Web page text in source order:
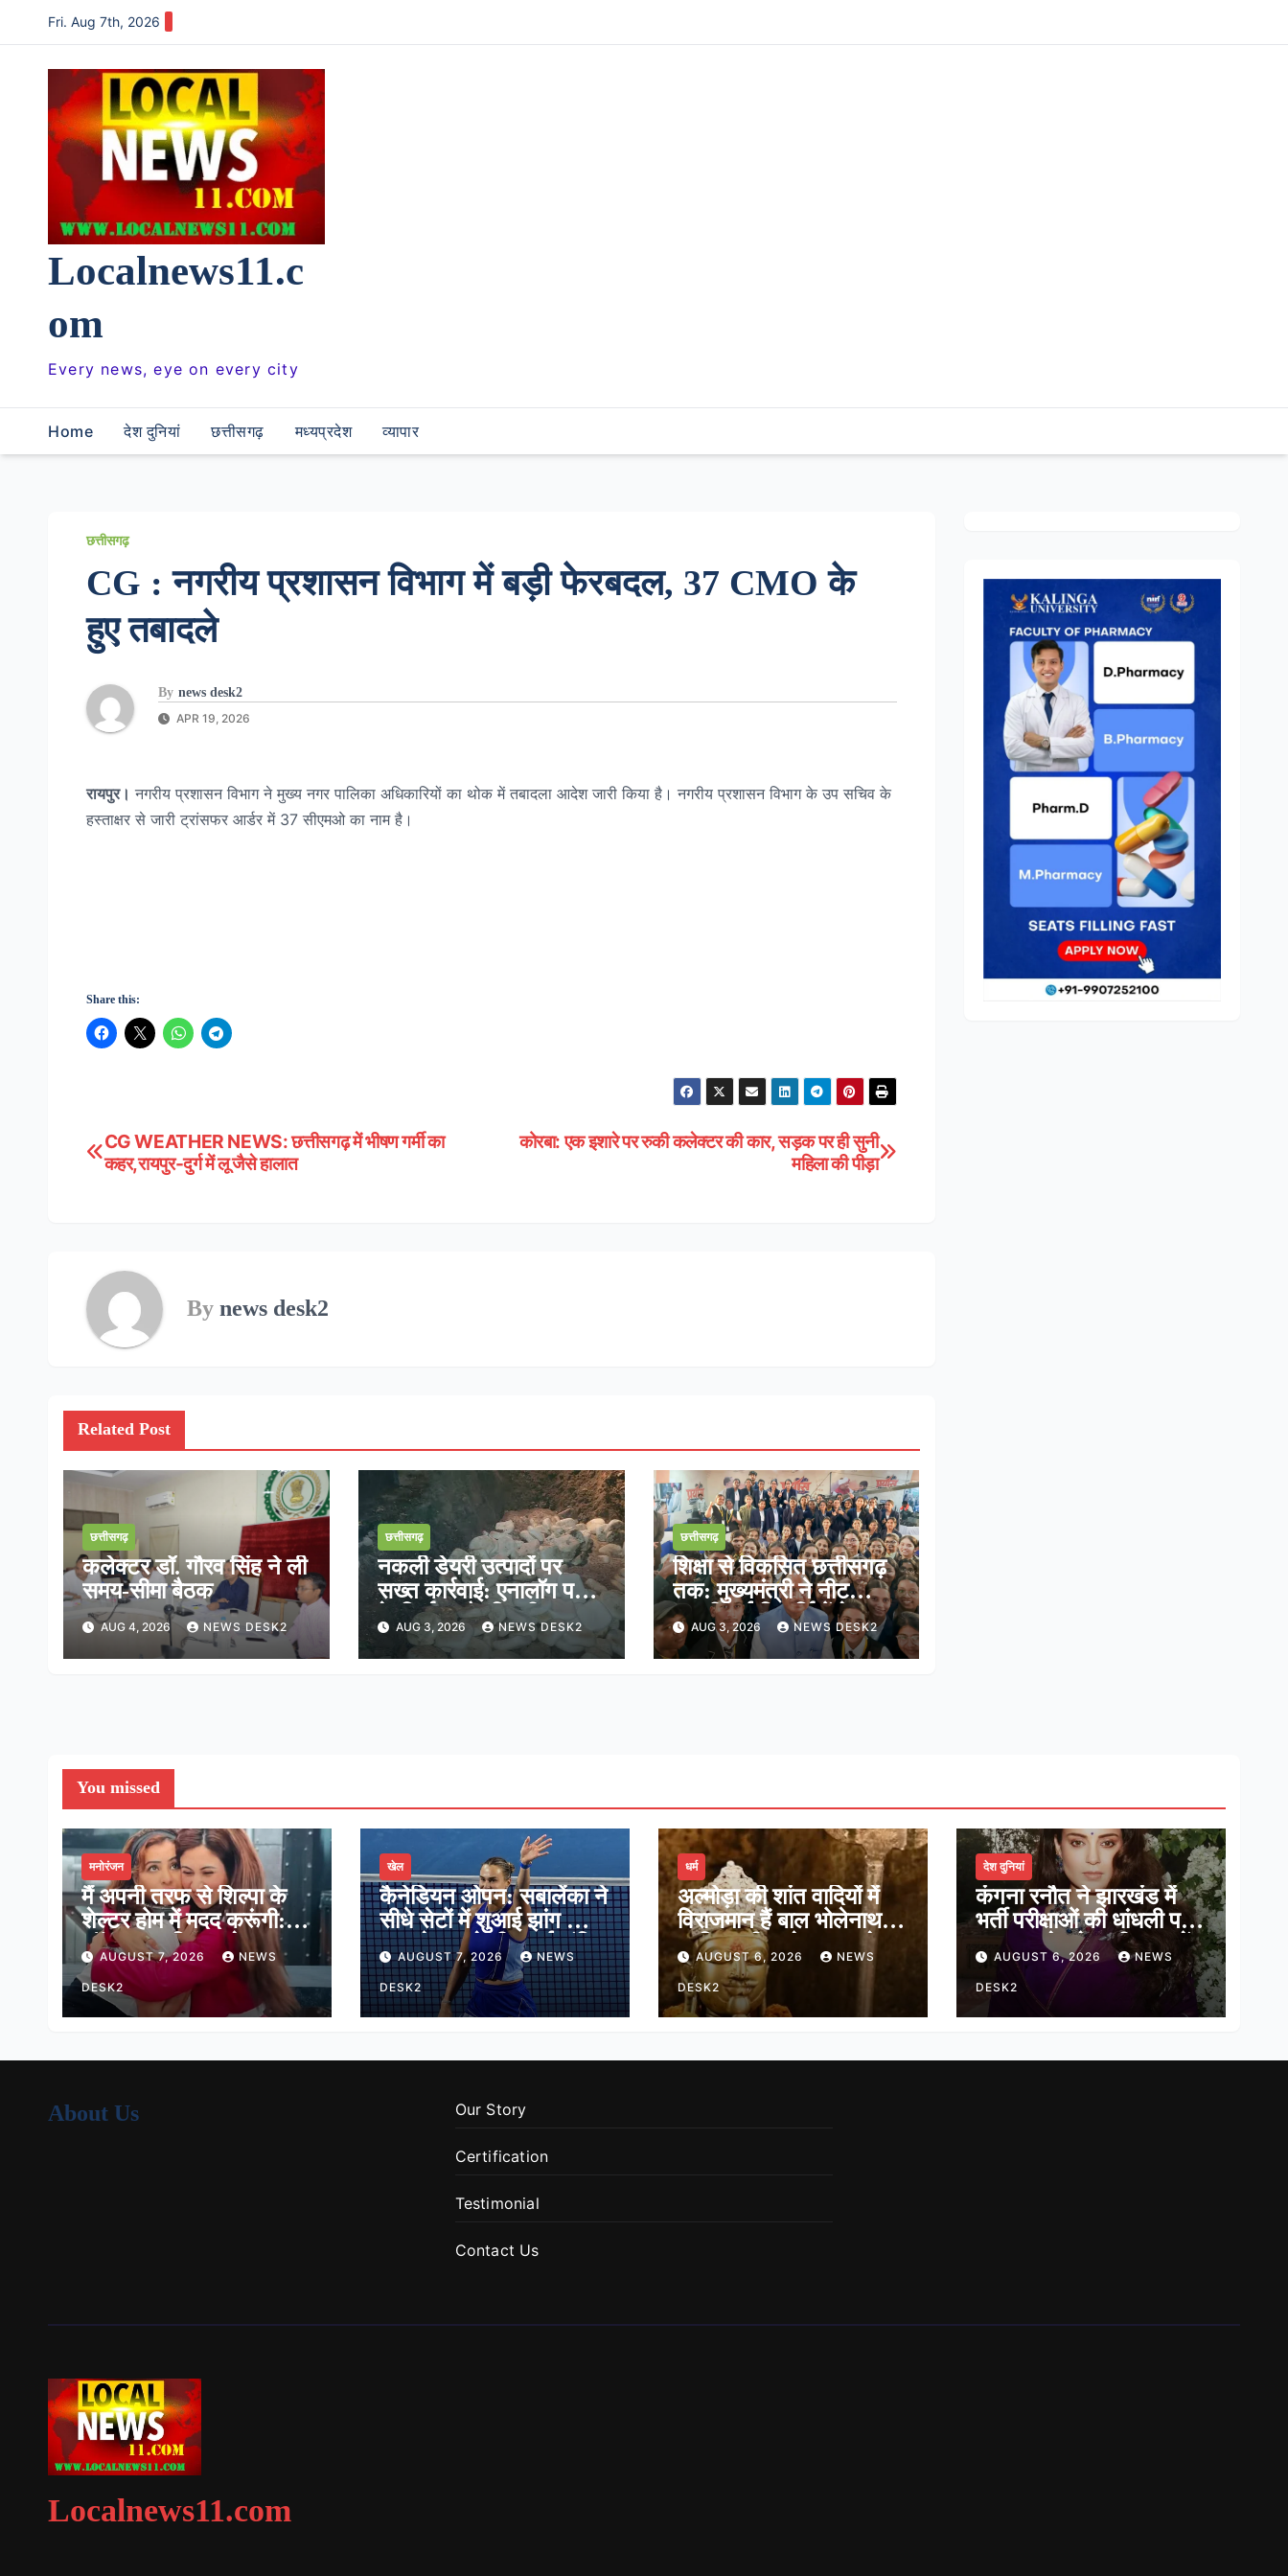
to
content
Fri. Aug 7th, 2026
Localnews11.c
om
Every news, eye on every city
Home देश दुनियां छत्तीसगढ़ मध्यप्रदेश व्यापार
छत्तीसगढ़
CG : नगरीय प्रशासन विभाग में बड़ी फेरबदल, 37 CMO के
हुए तबादले
By news desk2
APR 19, 2026
रायपुर। नगरीय प्रशासन विभाग ने मुख्य नगर पालिका अधिकारियों का थोक में तबादला आदेश जारी किया है। नगरीय प्रशासन विभाग के उप सचिव के
हस्ताक्षर से जारी ट्रांसफर आर्डर में 37 सीएमओ का नाम है।
Share this:
Post
कोरबा: एक इशारे पर रुकी कलेक्टर की कार, सड़क पर ही सुनी
महिला की पीड़ा
CG WEATHER NEWS: छत्तीसगढ़ में भीषण गर्मी का
कहर,रायपुर-दुर्ग में लू जैसे हालात
By news desk2
Related Post
छत्तीसगढ़
कलेक्टर डॉ. गौरव सिंह ने ली
समय-सीमा बैठक
AUG 4, 2026 NEWS DESK2
छत्तीसगढ़
नकली डेयरी उत्पादों पर
सख्त कार्रवाई: एनालॉग पनीर
के निर्माण और बिक्री पर
तत्काल रोक
AUG 3, 2026 NEWS DESK2
छत्तीसगढ़
शिक्षा से विकसित छत्तीसगढ़
तक: मुख्यमंत्री ने नीट
क्वालीफाई विद्यार्थियों के साथ
साझा किया भविष्य का रोडमैप
AUG 3, 2026 NEWS DESK2
You missed
मनोरंजन
मैं अपनी तरफ से शिल्पा के
शेल्टर होम में मदद करूंगी:
लॉकअप-2 विनर श्रेया
कालरा
AUGUST 7, 2026 NEWS
DESK2
खेल
कैनेडियन ओपन: सबालेंका ने
सीधे सेटों में शुआई झांग को दी
मात, पेगुला ने भी बनाई अंतिम
16 में जगह
AUGUST 7, 2026 NEWS
DESK2
धर्म
अल्मोड़ा की शांत वादियों में
विराजमान हैं बाल भोलेनाथ,
जानिए श्री जागेश्वर महादेव
मंदिर का पौराणिक इतिहास
AUGUST 6, 2026 NEWS
DESK2
देश दुनियां
कंगना रनौत ने झारखंड में
भर्ती परीक्षाओं की धांधली पर
कहा, हमारे ‘जेन-जी’ सच में
हर तरह की तकलीफ झेल रहे
हैं
AUGUST 6, 2026 NEWS
DESK2
About Us Our Story
Certification
Testimonial
Contact Us
Localnews11.com